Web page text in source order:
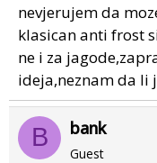
nevjerujem da
klasican anti frost
ne i za
ideja,neznam da li
B bank
Guest